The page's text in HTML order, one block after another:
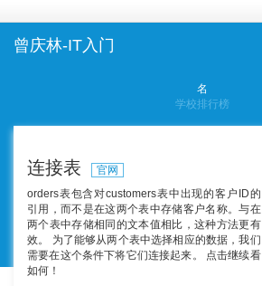
曾庆林-IT入门
名
学校排行榜
连接表
官网
orders表包含对customers表中出现的客户ID的
引用，而不是在这两个表中存储客户名称。与在
两个表中存储相同的文本值相比，这种方法更有
效。 为了能够从两个表中选择相应的数据，我们
需要在这个条件下将它们连接起来。 点击继续看
如何！